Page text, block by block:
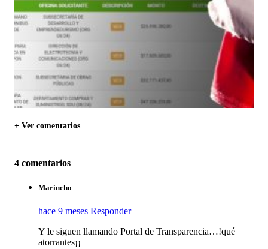
+ Ver comentarios
4 comentarios
Marincho
hace 9 meses Responder
Y le siguen llamando Portal de Transparencia…!qué
atorrantes¡¡